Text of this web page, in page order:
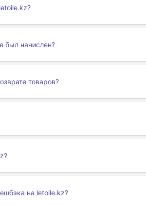
был начислен?
товаров?
на letoile.kz?